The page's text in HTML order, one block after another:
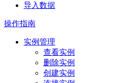
导入数据
操作指南
实例管理
查看实例
删除实例
创建实例